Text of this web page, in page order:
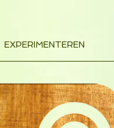
EXPERIMENTEREN